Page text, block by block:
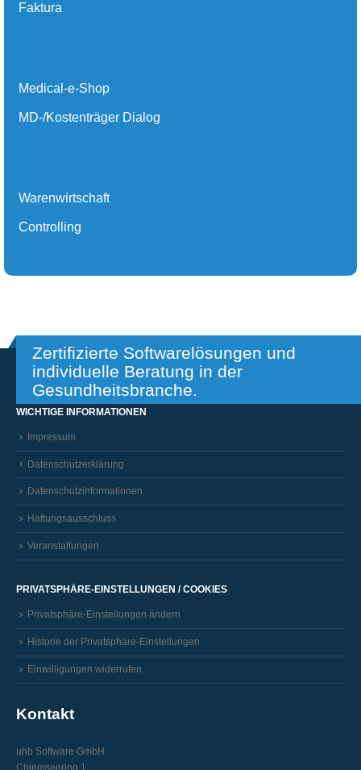
Faktura
Medical-e-Shop
MD-/Kostenträger Dialog
Warenwirtschaft
Controlling
Zertifizierte Softwarelösungen und
individuelle Beratung in der
Gesundheitsbranche.
WICHTIGE INFORMATIONEN
Impressum
Datenschutzerklärung
Datenschutzinformationen
Haftungsausschluss
Veranstaltungen
PRIVATSPHÄRE-EINSTELLUNGEN / COOKIES
Privatsphäre-Einstellungen ändern
Historie der Privatsphäre-Einstellungen
Einwilligungen widerrufen
Kontakt
uhb Software GmbH
Chiemseering 1